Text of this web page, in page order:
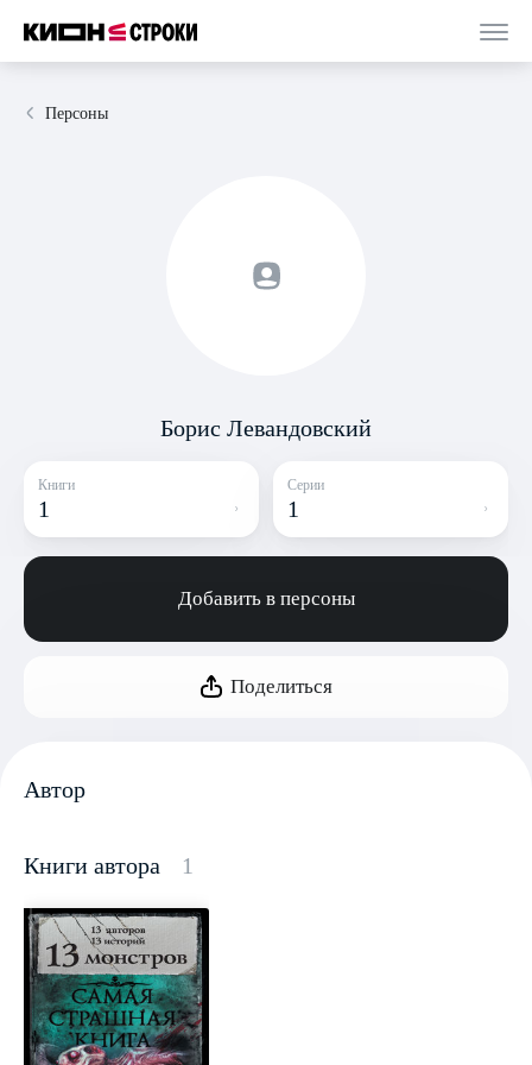
Персоны
Борис Левандовский
Книги
1
Серии
1
Добавить в персоны
Поделиться
Автор
Книги автора 1